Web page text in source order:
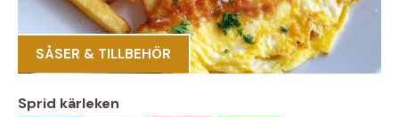
SÅSER & TILLBEHÖR
Sprid kärleken